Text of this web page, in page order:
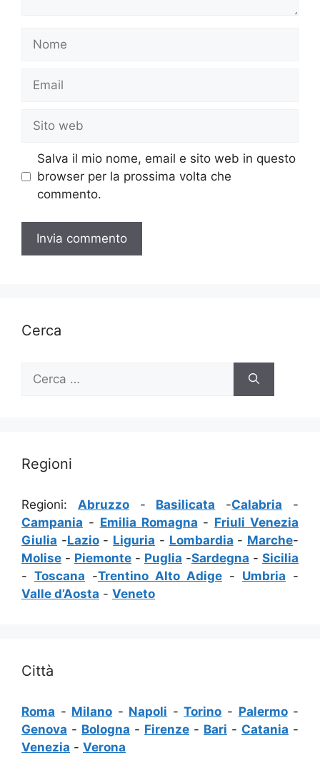
Nome
Email
Sito
web
Salva il mio nome, email e sito web in questo
browser per la prossima volta che
commento.
Cerca
per:
Regioni
Regioni: Abruzzo- Basilicata -Calabria -
Campania - Emilia Romagna - Friuli Venezia
Giulia -Lazio- Liguria - Lombardia - Marche-
Molise - Piemonte - Puglia -Sardegna - Sicilia
- Toscana -Trentino Alto Adige - Umbria -
Valle d’Aosta - Veneto
Città
Roma - Milano - Napoli -Torino - Palermo-
Genova - Bologna - Firenze - Bari - Catania -
Venezia - Verona